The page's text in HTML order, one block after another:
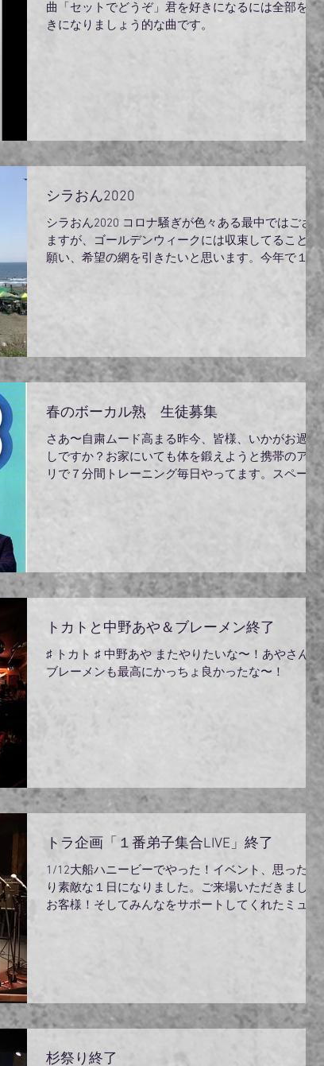
曲「セットでどうぞ」君を好きになるには全部を好
きになりましょう的な曲です。
シラおん2020
シラおん2020 コロナ騒ぎが色々ある最中ではござい
ますが、ゴールデンウィークには収束してることを
願い、希望の網を引きたいと思います。今年で１０
年目！！ 場所 鵠沼海岸スケボーパークの横裏（漁
師の堀川網が目印）ですよ～。 時 ４月２９日（昭
春のボーカル熟 生徒募集
さあ〜自粛ムード高まる昨今、皆様、いかがお過ご
しですか？お家にいても体を鍛えようと携帯のアプ
リで７分間トレーニング毎日やってます。スペース
活用してくださいね〜って別に僕が作ったわけでも
ありませんが使わせて頂いてますもうもう５年以...
トカトと中野あや＆ブレーメン終了
♯ トカト ♯ 中野あや またやりたいな〜！あやさんも
ブレーメンも最高にかっちょ良かったな〜！
トラ企画「１番弟子集合LIVE」終了
1/12大船ハニービーでやった！イベント、思った通
り素敵な１日になりました。ご来場いただきました
お客様！そしてみんなをサポートしてくれたミュー
杉祭り終了